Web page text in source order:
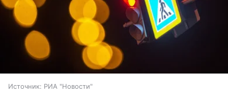
Источник: РИА "Новости"